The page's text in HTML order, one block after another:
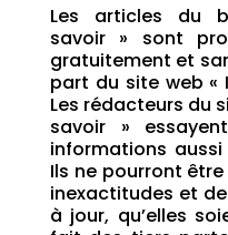
Les articles du
savoir » sont
gratuitement et
part du site web «
Les rédacteurs du
savoir »
informations aussi
Ils ne pourront
inexactitudes et
à jour, qu’elles